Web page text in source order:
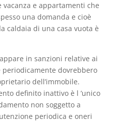
e appartamenti che
una domanda e cioè
caldaia di una casa vuota è
in sanzioni relative ai
dovrebbero
dell’immobile.
definito inattivo è l ’unico
non soggetto a
periodica e oneri